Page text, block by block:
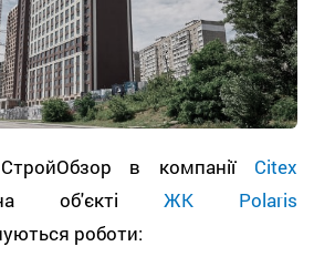
в компанії Citex
об'єкті ЖК Polaris
роботи: